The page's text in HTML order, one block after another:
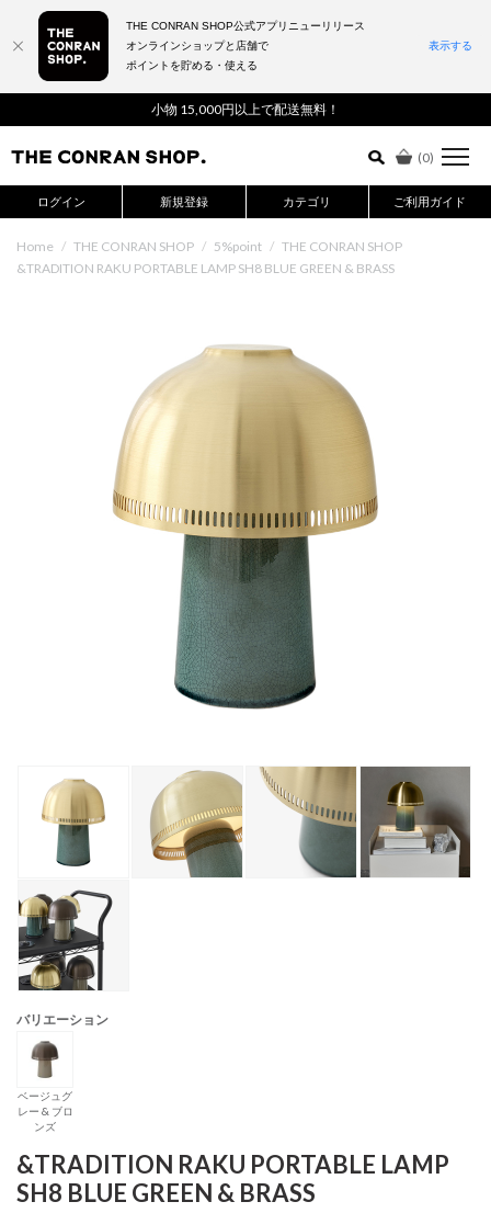
小物 15,000円以上で配送無料！
(0)
ログイン 新規登録 カテゴリ ご利用ガイド
詳細検索はこちら
Home / THE CONRAN SHOP / 5%point / THE CONRAN SHOP
&TRADITION RAKU PORTABLE LAMP SH8 BLUE GREEN & BRASS
バリエーション
ベージュグ
レー & ブロ
ンズ
&TRADITION RAKU PORTABLE LAMP
SH8 BLUE GREEN & BRASS
THE CONRAN SHOP公式アプリニューリリース
オンラインショップと店舗で
ポイントを貯める・使える
表示する